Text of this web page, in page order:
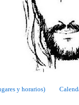
y horarios)